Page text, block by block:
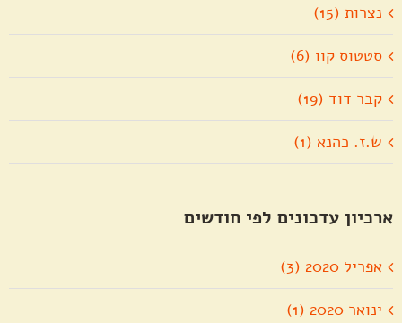
נצרות (15)
סטטוס קוו (6)
קבר דוד (19)
ש.ז. כהנא (1)
ארכיון עדכונים לפי חודשים
אפריל 2020 (3)
ינואר 2020 (1)